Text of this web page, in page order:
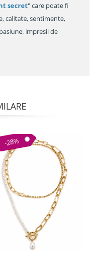
secret" care poate fi
calitate, sentimente,
impresii de
-28%